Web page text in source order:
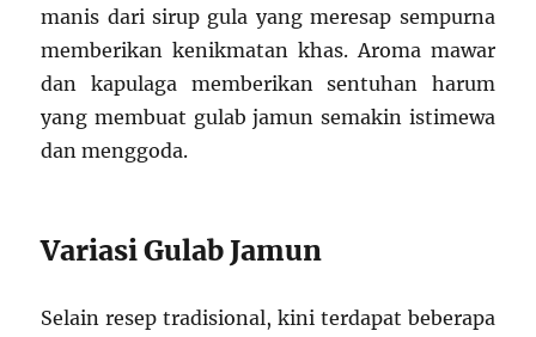
manis dari sirup gula yang meresap sempurna
memberikan kenikmatan khas. Aroma mawar
dan kapulaga memberikan sentuhan harum
yang membuat gulab jamun semakin istimewa
dan menggoda.
Variasi Gulab Jamun
Selain resep tradisional, kini terdapat beberapa